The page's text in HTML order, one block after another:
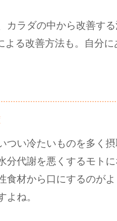
カラダの中から改善す
よる改善方法も。自分
つい冷たいものを多く
分代謝を悪くするモト
食材から口にするのが
よね。